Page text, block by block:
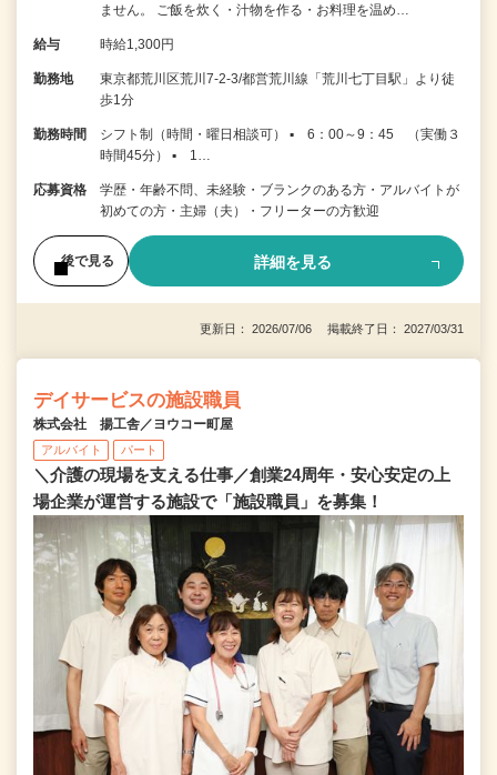
ません。 ご飯を炊く・汁物を作る・お料理を温め…
給与 時給1,300円
勤務地
東京都荒川区荒川7-2-3/都営荒川線「荒川七丁目駅」より徒
歩1分
勤務時間
シフト制（時間・曜日相談可） ▪ 6：00～9：45 （実働３
時間45分） ▪ 1…
応募資格
学歴・年齢不問、未経験・ブランクのある方・アルバイトが
初めての方・主婦（夫）・フリーターの方歓迎
後で見る 詳細を見る
更新日： 2026/07/06 掲載終了日： 2027/03/31
デイサービスの施設職員
株式会社 揚工舎／ヨウコー町屋
アルバイト パート
＼介護の現場を支える仕事／創業24周年・安心安定の上
場企業が運営する施設で「施設職員」を募集！